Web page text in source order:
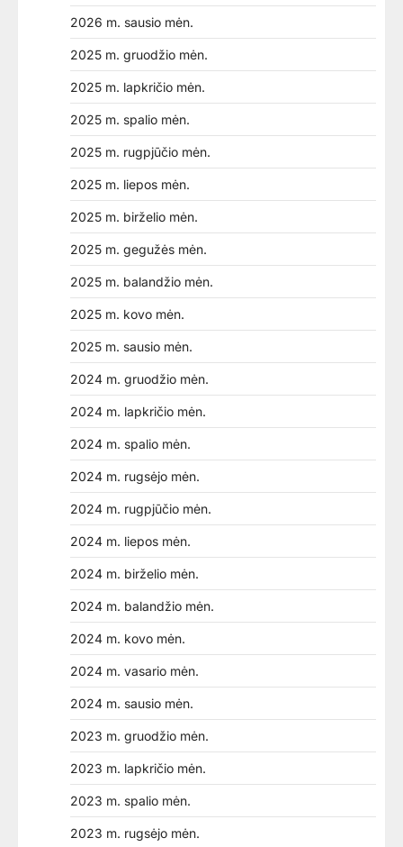
2026 m. sausio mėn.
2025 m. gruodžio mėn.
2025 m. lapkričio mėn.
2025 m. spalio mėn.
2025 m. rugpjūčio mėn.
2025 m. liepos mėn.
2025 m. birželio mėn.
2025 m. gegužės mėn.
2025 m. balandžio mėn.
2025 m. kovo mėn.
2025 m. sausio mėn.
2024 m. gruodžio mėn.
2024 m. lapkričio mėn.
2024 m. spalio mėn.
2024 m. rugsėjo mėn.
2024 m. rugpjūčio mėn.
2024 m. liepos mėn.
2024 m. birželio mėn.
2024 m. balandžio mėn.
2024 m. kovo mėn.
2024 m. vasario mėn.
2024 m. sausio mėn.
2023 m. gruodžio mėn.
2023 m. lapkričio mėn.
2023 m. spalio mėn.
2023 m. rugsėjo mėn.